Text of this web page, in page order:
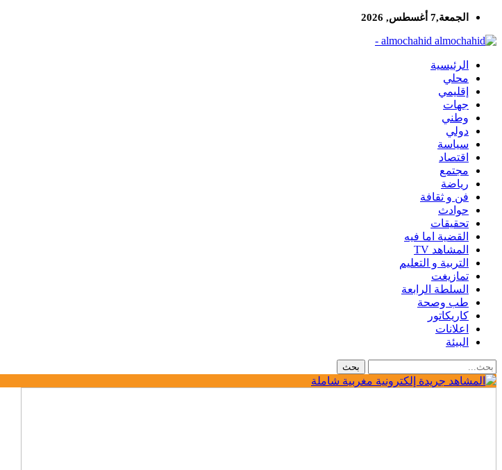
الجمعة,7 أغسطس, 2026
almochahid -
الرئيسية
محلي
إقليمي
جهات
وطني
دولي
سياسة
اقتصاد
مجتمع
رياضة
فن و ثقافة
حوادث
تحقيقات
القضية اما فيه
المشاهد TV
التربية و التعليم
تمازيغت
السلطة الرابعة
طب وصحة
كاريكاتور
اعلانات
البيئة